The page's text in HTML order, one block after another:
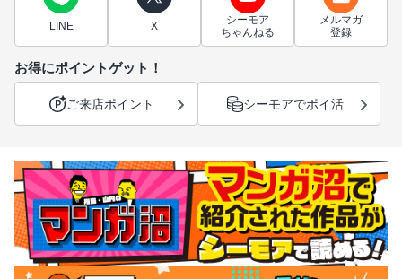
LINE X
シーモア
ちゃんねる
メルマガ
登録
お得にポイントゲット！
ご来店ポイント シーモアでポイ活